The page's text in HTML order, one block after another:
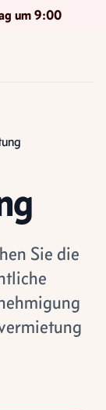
um 9:00
GmbH
Sie die